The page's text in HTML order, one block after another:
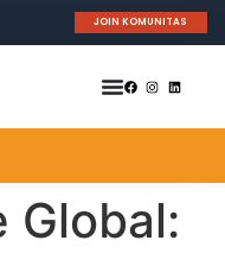
JOIN KOMUNITAS
Global: